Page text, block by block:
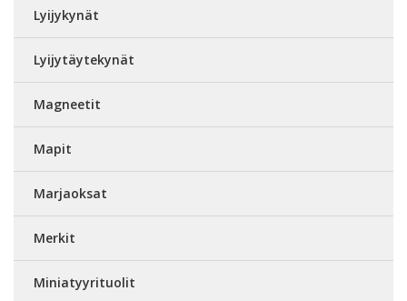
Lyijykynät
Lyijytäytekynät
Magneetit
Mapit
Marjaoksat
Merkit
Miniatyyrituolit